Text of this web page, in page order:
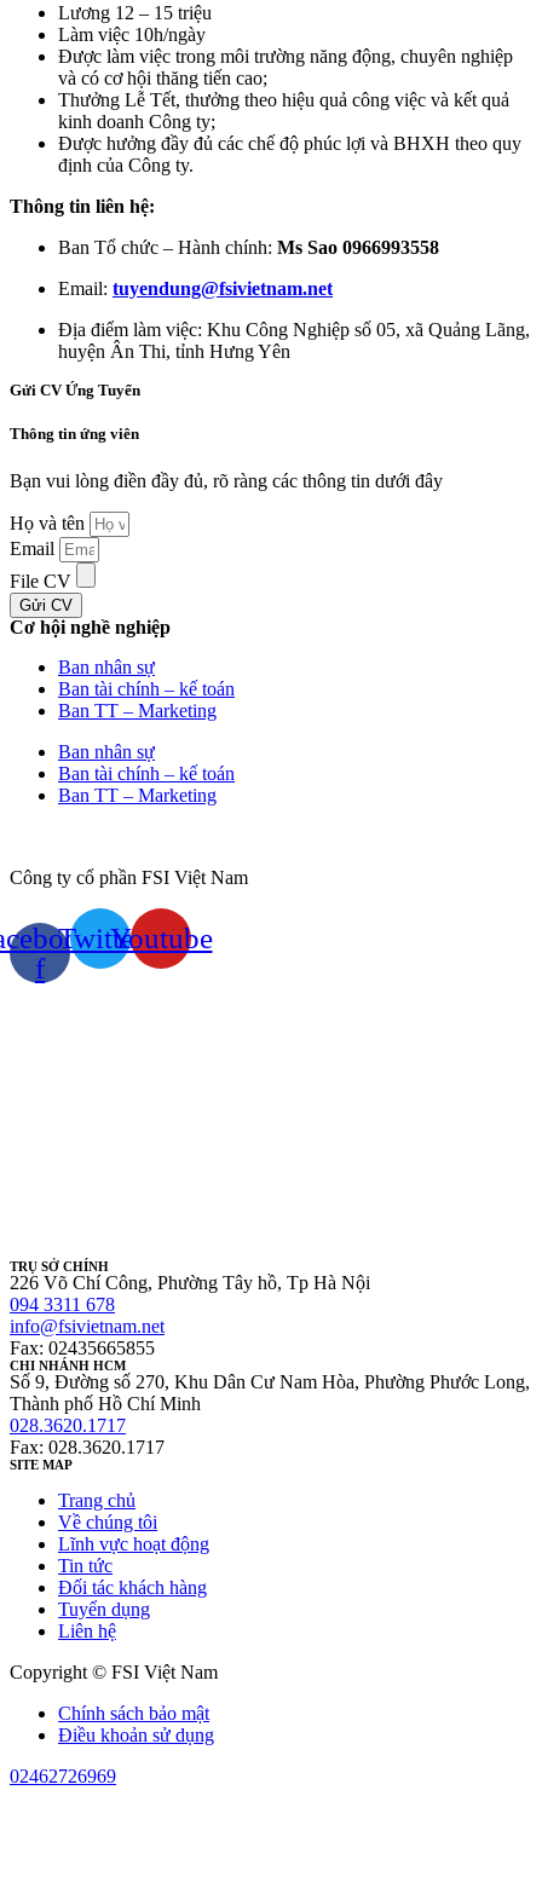
Lương 12 – 15 triệu
Làm việc 10h/ngày
Được làm việc trong môi trường năng động, chuyên nghiệp
và có cơ hội thăng tiến cao;
Thưởng Lễ Tết, thưởng theo hiệu quả công việc và kết quả
kinh doanh Công ty;
Được hưởng đầy đủ các chế độ phúc lợi và BHXH theo quy
định của Công ty.
Thông tin liên hệ:
Ban Tổ chức – Hành chính: Ms Sao 0966993558
Email: tuyendung@fsivietnam.net
Địa điểm làm việc: Khu Công Nghiệp số 05, xã Quảng Lãng,
huyện Ân Thi, tỉnh Hưng Yên
Gửi CV Ứng Tuyển
Thông tin ứng viên
Bạn vui lòng điền đầy đủ, rõ ràng các thông tin dưới đây ​
Họ và tên
Email
File CV
Gửi CV
Cơ hội nghề nghiệp
Ban nhân sự
Ban tài chính – kế toán
Ban TT – Marketing
Ban nhân sự
Ban tài chính – kế toán
Ban TT – Marketing
Công ty cổ phần FSI Việt Nam
f
TwitterYoutube
TRỤ SỞ CHÍNH
226 Võ Chí Công, Phường Tây hồ, Tp Hà Nội
094 3311 678
info@fsivietnam.net
Fax: 02435665855
CHI NHÁNH HCM
Số 9, Đường số 270, Khu Dân Cư Nam Hòa, Phường Phước Long,
Thành phố Hồ Chí Minh
028.3620.1717
Fax: 028.3620.1717
SITE MAP
Trang chủ
Về chúng tôi
Lĩnh vực hoạt động
Tin tức
Đối tác khách hàng
Tuyển dụng
Liên hệ
Copyright © FSI Việt Nam
Chính sách bảo mật
Điều khoản sử dụng
02462726969